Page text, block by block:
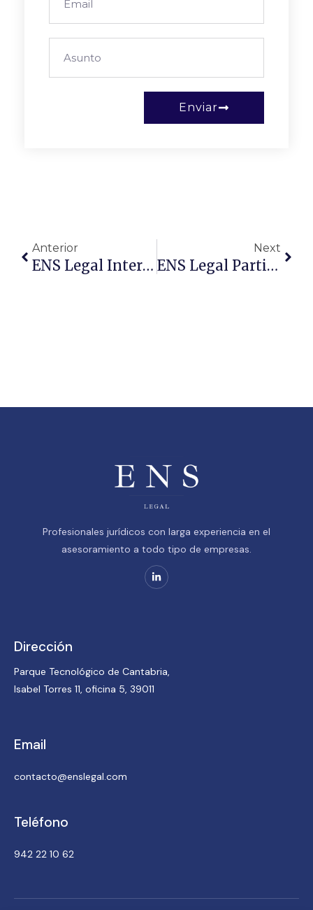
Enviar
Anterior
ENS Legal Interviene En Mix FM Para Hablar Sobre Ética Y Gobernanza Empresarial
Next
ENS Legal Participa En 11TV Para Analizar Los Retos Legales De Un Sector En Plena Transformación
Profesionales jurídicos con larga experiencia en el
asesoramiento a todo tipo de empresas.
Dirección
Parque Tecnológico de Cantabria,
Isabel Torres 11, oficina 5, 39011
Email
contacto@enslegal.com
Teléfono
942 22 10 62